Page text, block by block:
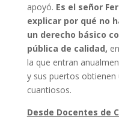
apoyó. Es el señor
explicar por qué no
un derecho básico
pública de calidad,
la que entran
y sus puertos
cuantiosos.
Desde Docentes de